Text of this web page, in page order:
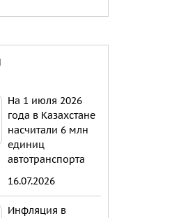
На 1 июля 2026
года в Казахстане
насчитали 6 млн
единиц
автотранспорта
16.07.2026
Инфляция в